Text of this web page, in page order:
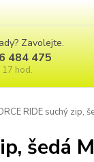
Zavolejte.
484 475
17 hod.
RIDE suchý zip,
šedá M